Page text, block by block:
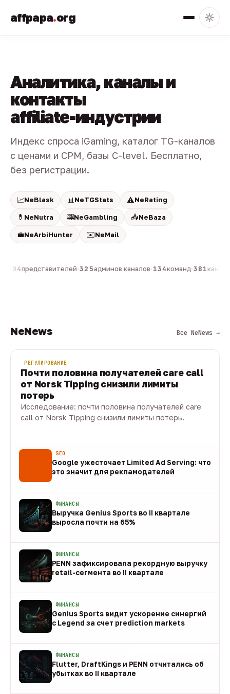
affpapa.org
Аналитика, каналы и
контакты
affiliate-индустрии
Индекс спроса iGaming, каталог TG-каналов
с ценами и CPM, базы C-level. Бесплатно,
без регистрации.
📈NeBlask 📊 NeTGStats ⚠️NeRating
💊 NeNutra 🎰NeGambling 📥NeBaza
💼NeArbiHunter ✉️NeMail
804представителей·325админов каналов·134команд·381
NeNews Все NeNews →
РЕГУЛИРОВАНИЕ
Почти половина получателей care call
от Norsk Tipping снизили лимиты
потерь
Исследование: почти половина получателей care
call от Norsk Tipping снизили лимиты потерь.
SEO
Google ужесточает Limited Ad Serving: что
это значит для рекламодателей
ФИНАНСЫ
Выручка Genius Sports во II квартале
выросла почти на 65%
ФИНАНСЫ
PENN зафиксировала рекордную выручку
retail-сегмента во II квартале
ФИНАНСЫ
Genius Sports видит ускорение синергий
с Legend за счет prediction markets
ФИНАНСЫ
Flutter, DraftKings и PENN отчитались об
убытках во II квартале